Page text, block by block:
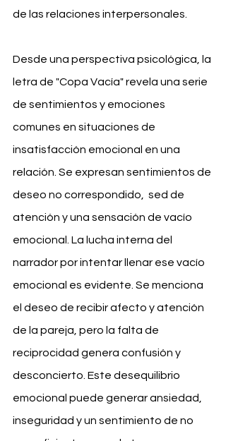
de las relaciones interpersonales.
Desde una perspectiva psicológica, la
letra de "Copa Vacía" revela una serie
de sentimientos y emociones
comunes en situaciones de
insatisfacción emocional en una
relación. Se expresan sentimientos de
deseo no correspondido,  sed de
atención y una sensación de vacío
emocional. La lucha interna del
narrador por intentar llenar ese vacío
emocional es evidente. Se menciona
el deseo de recibir afecto y atención
de la pareja, pero la falta de
reciprocidad genera confusión y
desconcierto. Este desequilibrio
emocional puede generar ansiedad,
inseguridad y un sentimiento de no